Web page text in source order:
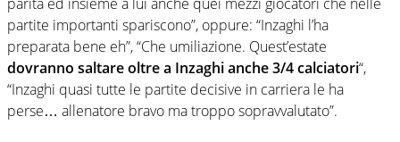
partite importanti spariscono”, oppure: “Inzaghi l’ha
preparata bene eh”, “Che umiliazione. Quest’estate
dovranno saltare oltre a Inzaghianche 3/4 calciatori“,
“Inzaghi quasi tutte le partite decisive in carriera le ha
perse… allenatore bravo ma troppo sopravvalutato”.